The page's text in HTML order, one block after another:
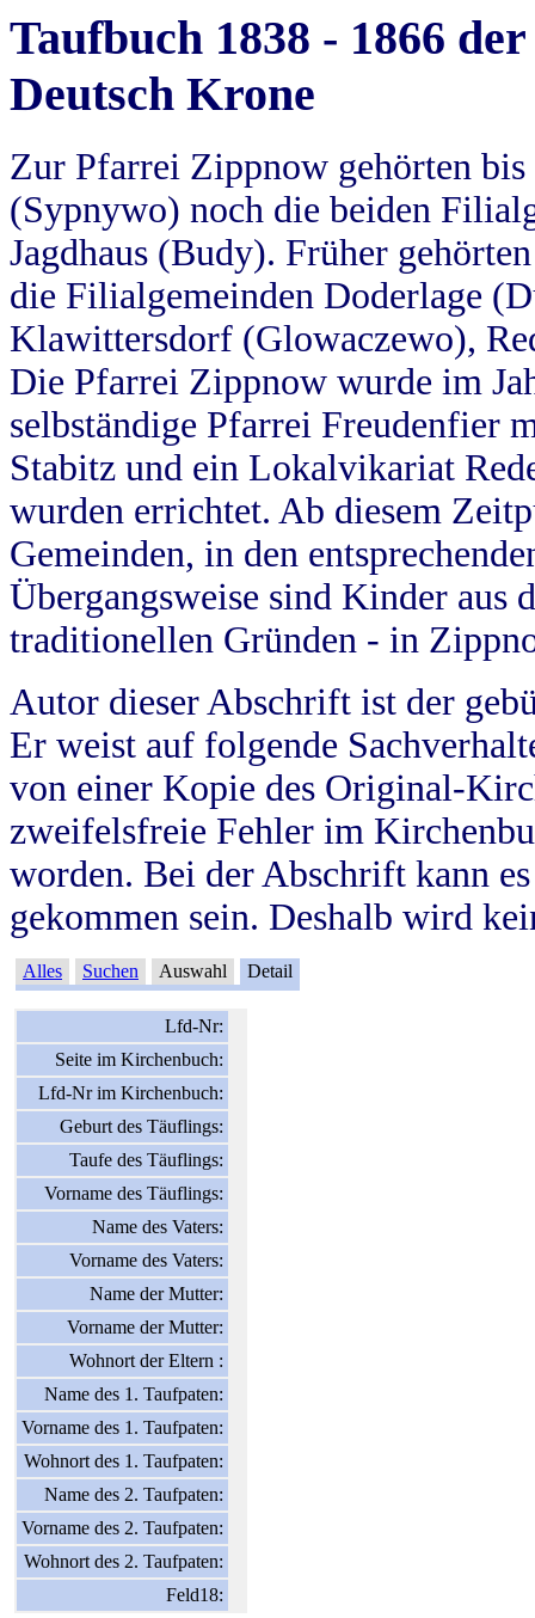
Taufbuch 1838 - 1866
Deutsch Krone
Zur Pfarrei Zippnow gehörten
(Sypnywo) noch die beiden
Jagdhaus (Budy). Früher
die Filialgemeinden Doderlage
Klawittersdorf (Glowaczewo),
Die Pfarrei Zippnow wurde im
selbständige Pfarrei Freudenfier
Stabitz und ein Lokalvikariat
wurden errichtet. Ab diesem
Gemeinden, in den
Übergangsweise sind Kinder aus
traditionellen Gründen - in
Autor dieser Abschrift ist der
Er weist auf folgende
von einer Kopie des Original-
zweifelsfreie Fehler im
worden. Bei der Abschrift kann
gekommen sein. Deshalb wird
Alles Suchen Auswahl Detail
Lfd-Nr:
Seite im Kirchenbuch:
Lfd-Nr im Kirchenbuch:
Geburt des Täuflings:
Taufe des Täuflings:
Vorname des Täuflings:
Name des Vaters:
Vorname des Vaters:
Name der Mutter:
Vorname der Mutter:
Wohnort der Eltern :
Name des 1. Taufpaten:
Vorname des 1. Taufpaten:
Wohnort des 1. Taufpaten:
Name des 2. Taufpaten:
Vorname des 2. Taufpaten:
Wohnort des 2. Taufpaten:
Feld18: